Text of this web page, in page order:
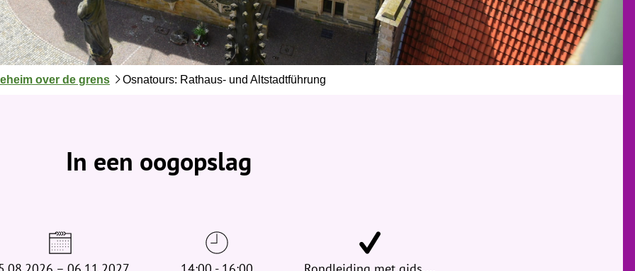
over de grens Osnatours: Rathaus- und Altstadtführung
In een oogopslag